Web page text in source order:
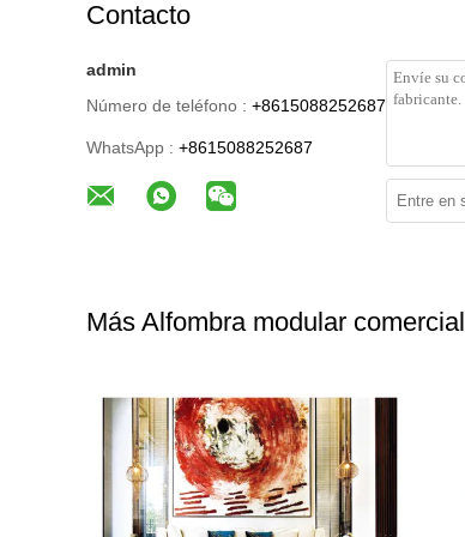
Contacto
admin
Número de teléfono : +8615088252687
WhatsApp : +8615088252687
Más Alfombra modular comercial